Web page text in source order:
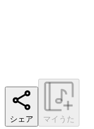
シェア マイうた